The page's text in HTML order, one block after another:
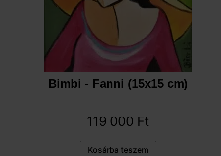
Bimbi - Fanni (15x15 cm)
119 000 Ft
Kosárba teszem